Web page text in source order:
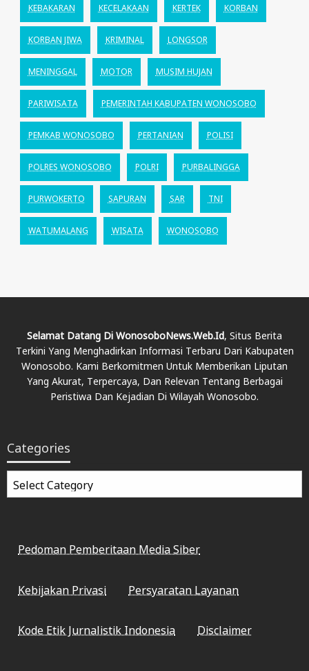
KEBAKARAN KECELAKAAN KERTEK KORBAN
KORBAN JIWA KRIMINAL LONGSOR
MENINGGAL MOTOR MUSIM HUJAN
PARIWISATA PEMERINTAH KABUPATEN WONOSOBO
PEMKAB WONOSOBO PERTANIAN POLISI
POLRES WONOSOBO POLRI PURBALINGGA
PURWOKERTO SAPURAN SAR TNI
WATUMALANG WISATA WONOSOBO
Selamat Datang Di WonosoboNews.web.id, Situs Berita
Terkini Yang Menghadirkan Informasi Terbaru Dari Kabupaten
Wonosobo. Kami Berkomitmen Untuk Memberikan Liputan
Yang Akurat, Terpercaya, Dan Relevan Tentang Berbagai
Peristiwa Dan Kejadian Di Wilayah Wonosobo.
Categories
Categories
Pedoman Pemberitaan Media Siber
Kebijakan Privasi Persyaratan Layanan
Kode Etik Jurnalistik Indonesia Disclaimer